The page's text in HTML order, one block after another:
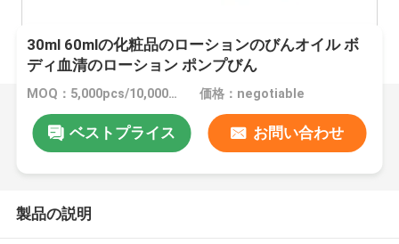
30ml 60mlの化粧品のローションのびんオイル ボ
ディ血清のローション ポンプびん
MOQ：5,000pcs/10,000pcs 価格：negotiable
ベストプライス お問い合わせ
製品の説明